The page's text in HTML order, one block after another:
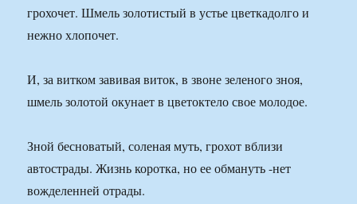
грохочет. Шмель золотистый в устье цветкадолго и
нежно хлопочет.
И, за витком завивая виток, в звоне зеленого зноя,
шмель золотой окунает в цветоктело свое молодое.
Зной бесноватый, соленая муть, грохот вблизи
автострады. Жизнь коротка, но ее обмануть -нет
вожделенней отрады.